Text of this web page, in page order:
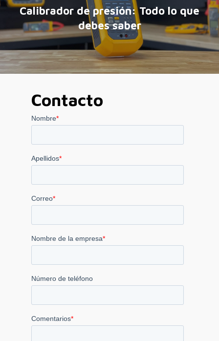
Calibrador de presión: Todo lo que
debes saber
Contacto